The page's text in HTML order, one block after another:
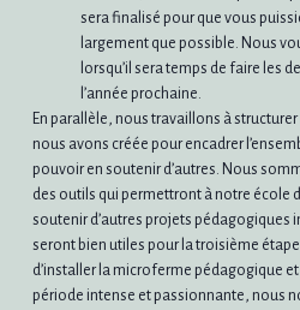
sera finalisé pour que vous
largement que possible. Nous
lorsqu’il sera temps de faire les
l’année prochaine.
En parallèle, nous travaillons à
nous avons créée pour encadrer
pouvoir en soutenir d’autres. Nous
des outils qui permettront à notre école
soutenir d’autres projets pédagogiques
seront bien utiles pour la troisième
d’installer la microferme pédagogique et
période intense et passionnante, nous